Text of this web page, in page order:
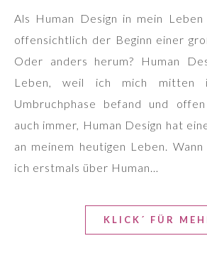
Als Human Design in mein Leben kam… … war das
offensichtlich der Beginn einer
Oder anders herum? Human
Leben, weil ich mich mitten
Umbruchphase befand und
auch immer, Human Design hat
an meinem heutigen Leben. Wann
ich erstmals über Human…
KLICK´ FÜR